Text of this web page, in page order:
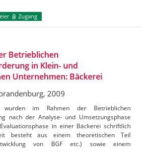
Zugang
Betrieblichen
in Klein- und
Unternehmen: Bäckerei
2009
im Rahmen der Betrieblichen
nach der Analyse- und Umsetzungsphase
in einer Bäckerei schriftlich
besteht aus einem theoretischen Teil
von BGF etc.) sowie einem